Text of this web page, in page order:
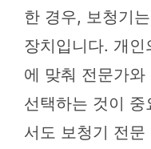
한 경우, 보청기
장치입니다. 개
에 맞춰 전문가
선택하는 것이
서도 보청기 전